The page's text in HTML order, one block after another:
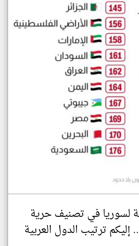
لسوريا في تصنيف حرية
إليكم ترتيب الدول العربية